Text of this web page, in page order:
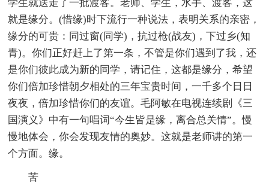
学生就送走了一批渡客。老师、学生，水手、渡客，这
就是缘分。(惜缘)时下流行一种说法，表明关系的亲密，
缘分的可贵：同过窗(同学)，抗过枪(战友)，下过乡(知
青)。你们正好赶上了第一条，不管是你们遇到了我，还
是你们彼此成为新的同学，请记住，这都是缘分，希望
你们倍加珍惜朝夕相处的三年宝贵时间，一千多个日日
夜夜，倍加珍惜你们的友谊。毛阿敏在电视连续剧《三
国演义》中有一句唱词“今生皆是缘，离合总关情”。慢
慢地体会，你会发现友情的奥妙。这就是老师讲的第一
个方面。缘。
苦